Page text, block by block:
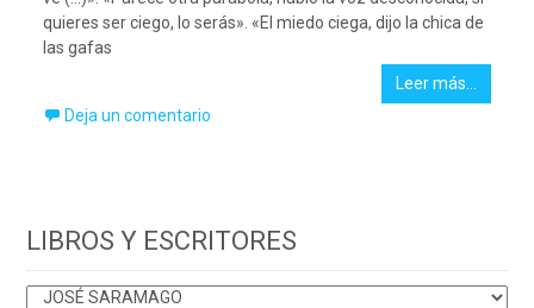
quieres ser ciego, lo serás». «El miedo ciega, dijo la chica de
las gafas
Leer más…
Deja un comentario
LIBROS Y ESCRITORES
LIBROS